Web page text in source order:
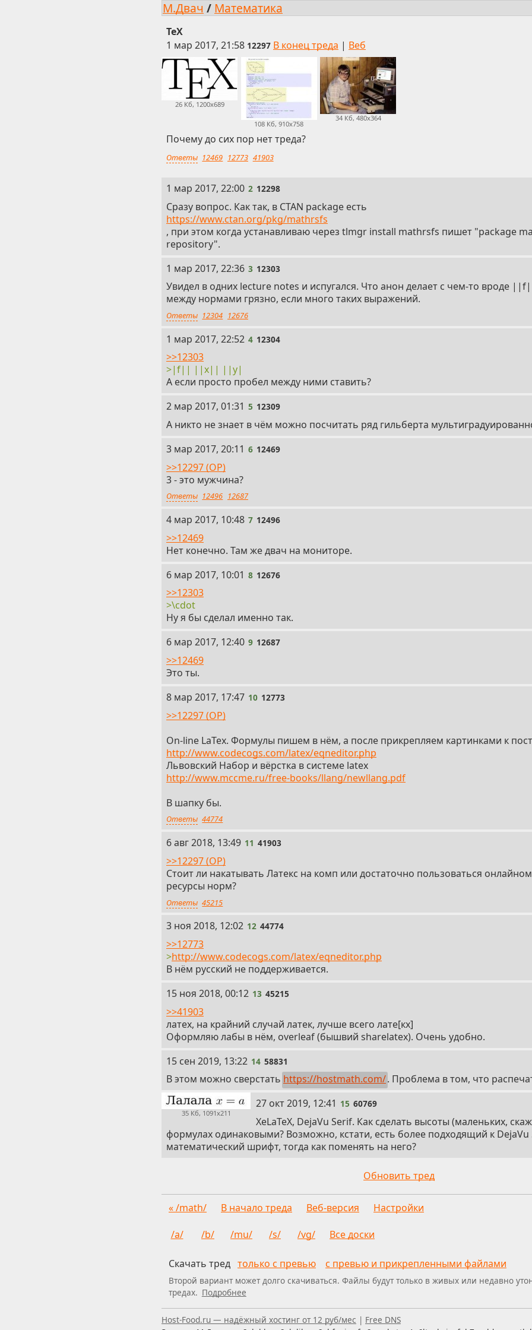
М.Двач / Математика
TeX
1 мар 2017, 21:58 12297 В конец треда | Веб
26 Кб, 1200x689
108 Кб, 910x758
34 Кб, 480x364
Почему до сих пор нет треда?
Ответы 12469 12773 41903
2
1 мар 2017, 22:00 2 12298
Сразу вопрос. Как так, в CTAN package есть
https://www.ctan.org/pkg/mathrsfs
, при этом когда устанавливаю через tlmgr install mathrsfs пишет "package
repository".
3
1 мар 2017, 22:36 3 12303
Увидел в одних lecture notes и испугался. Что анон делает с чем-то
между нормами грязно, если много таких выражений.
Ответы 12304 12676
4
1 мар 2017, 22:52 4 12304
>>12303
>|f|| ||x|| ||y|
А если просто пробел между ними ставить?
5
2 мар 2017, 01:31 5 12309
А никто не знает в чём можно посчитать ряд гильберта
6
3 мар 2017, 20:11 6 12469
>>12297 (OP)
3 - это мужчина?
Ответы 12496 12687
7
4 мар 2017, 10:48 7 12496
>>12469
Нет конечно. Там же двач на мониторе.
8
6 мар 2017, 10:01 8 12676
>>12303
>\cdot
Ну я бы сделал именно так.
9
6 мар 2017, 12:40 9 12687
>>12469
Это ты.
10
8 мар 2017, 17:47 10 12773
>>12297 (OP)
On-line LaTex. Формулы пишем в нём, а после прикрепляем картинками к
http://www.codecogs.com/latex/eqneditor.php
Львовский Набор и вёрстка в системе latex
http://www.mccme.ru/free-books/llang/newllang.pdf
В шапку бы.
Ответы 44774
11
6 авг 2018, 13:49 11 41903
>>12297 (OP)
Стоит ли накатывать Латекс на комп или достаточно пользоваться
ресурсы норм?
Ответы 45215
12
3 ноя 2018, 12:02 12 44774
>>12773
>http://www.codecogs.com/latex/eqneditor.php
В нём русский не поддерживается.
13
15 ноя 2018, 00:12 13 45215
>>41903
латех, на крайний случай латек, лучше всего лате[кх]
Оформляю лабы в нём, overleaf (бышвий sharelatex). Очень удобно.
14
15 сен 2019, 13:22 14 58831
В этом можно сверстать https://hostmath.com/. Проблема в том, что
35 Кб, 1091x211
15
27 окт 2019, 12:41 15 60769
XeLaTeX, DejaVu Serif. Как сделать высоты (маленьких,
формулах одинаковыми? Возможно, кстати, есть более подходящий к DejaVu
математический шрифт, тогда как поменять на него?
Обновить тред
« /math/ В начало треда Веб-версия Настройки
/a/ /b/ /mu/ /s/ /vg/ Все доски
Скачать тред только с превью с превью и прикрепленными файлами
Второй вариант может долго скачиваться. Файлы будут только в живых или недавно
тредах. Подробнее
Пользуетесь скринридером — пишите, что можно улучшить.
Host-Food.ru — надёжный хостинг от 12 руб/мес | Free DNS